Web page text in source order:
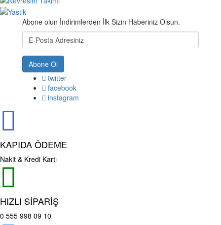
Abone olun İndirimlerden İlk Sizin Haberiniz Olsun.
Abone Ol
twitter
facebook
instagram
KAPIDA ÖDEME
Nakit & Kredi Kartı
HIZLI SİPARİŞ
0 555 998 09 10